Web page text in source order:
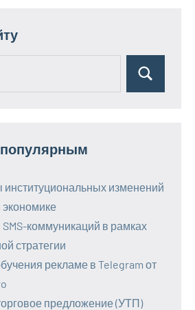
Поиск
институциональных изменений
экономике
коммуникаций в рамках
стратегии
рекламе в Telegram от
предложение (УТП)